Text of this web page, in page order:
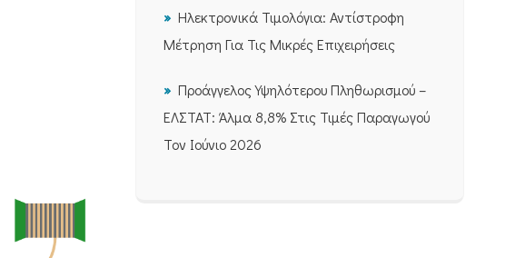
Ηλεκτρονικά Τιμολόγια: Αντίστροφη
Μέτρηση Για Τις Μικρές Επιχειρήσεις
Προάγγελος Υψηλότερου Πληθωρισμού –
ΕΛΣΤΑΤ: Άλμα 8,8% Στις Τιμές Παραγωγού
Τον Ιούνιο 2026